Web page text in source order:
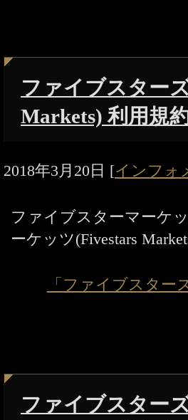
ファイブスター
Markets) 利用規
2018年3月20日 [インフォ
ファイブスターマーケ
ーケッツ(Fivestars
「ファイブスター
ファイブスター